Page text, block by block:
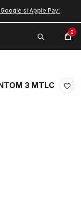
si Apple Pay!
0
3 MTLC